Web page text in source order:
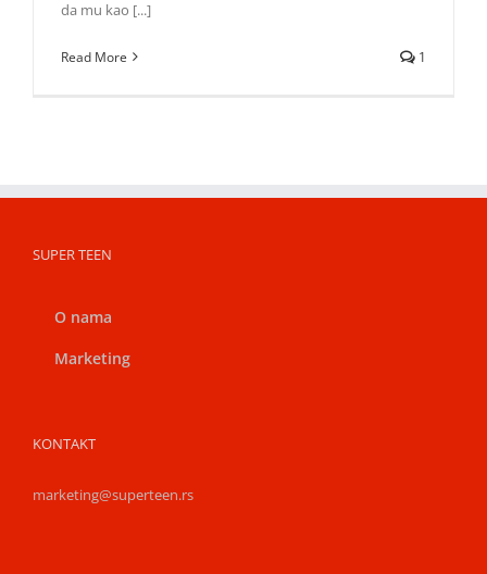
da mu kao [...]
Read More 1
SUPER TEEN
O nama
Marketing
KONTAKT
marketing@superteen.rs